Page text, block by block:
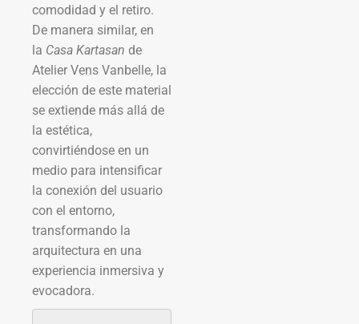
comodidad y el retiro.
De manera similar, en
la Casa Kartasan de
Atelier Vens Vanbelle, la
elección de este material
se extiende más allá de
la estética,
convirtiéndose en un
medio para intensificar
la conexión del usuario
con el entorno,
transformando la
arquitectura en una
experiencia inmersiva y
evocadora.